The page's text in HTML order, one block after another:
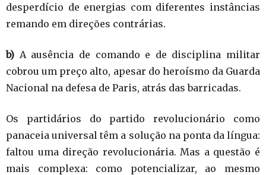
desperdício de energias com diferentes instâncias
remando em direções contrárias.
b) A ausência de comando e de disciplina militar
cobrou um preço alto, apesar do heroísmo da Guarda
Nacional na defesa de Paris, atrás das barricadas.
Os partidários do partido revolucionário como
panaceia universal têm a solução na ponta da língua:
faltou uma direção revolucionária. Mas a questão é
mais complexa: como potencializar, ao mesmo